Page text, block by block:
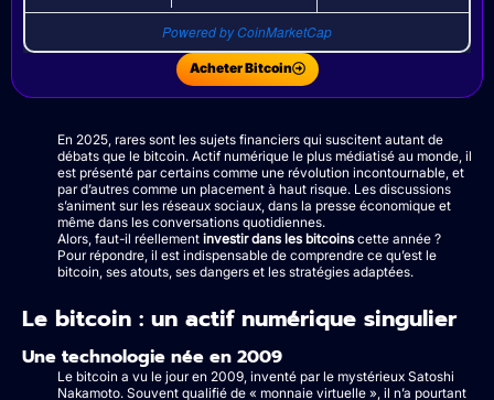
Powered by CoinMarketCap
Acheter Bitcoin
En 2025, rares sont les sujets financiers qui suscitent autant de
débats que le bitcoin. Actif numérique le plus médiatisé au monde, il
est présenté par certains comme une révolution incontournable, et
par d’autres comme un placement à haut risque. Les discussions
s’animent sur les réseaux sociaux, dans la presse économique et
même dans les conversations quotidiennes.
Alors, faut-il réellement investir dans les bitcoins cette année ?
Pour répondre, il est indispensable de comprendre ce qu’est le
bitcoin, ses atouts, ses dangers et les stratégies adaptées.
Le bitcoin : un actif numérique singulier
Une technologie née en 2009
Le bitcoin a vu le jour en 2009, inventé par le mystérieux Satoshi
Nakamoto. Souvent qualifié de « monnaie virtuelle », il n’a pourtant